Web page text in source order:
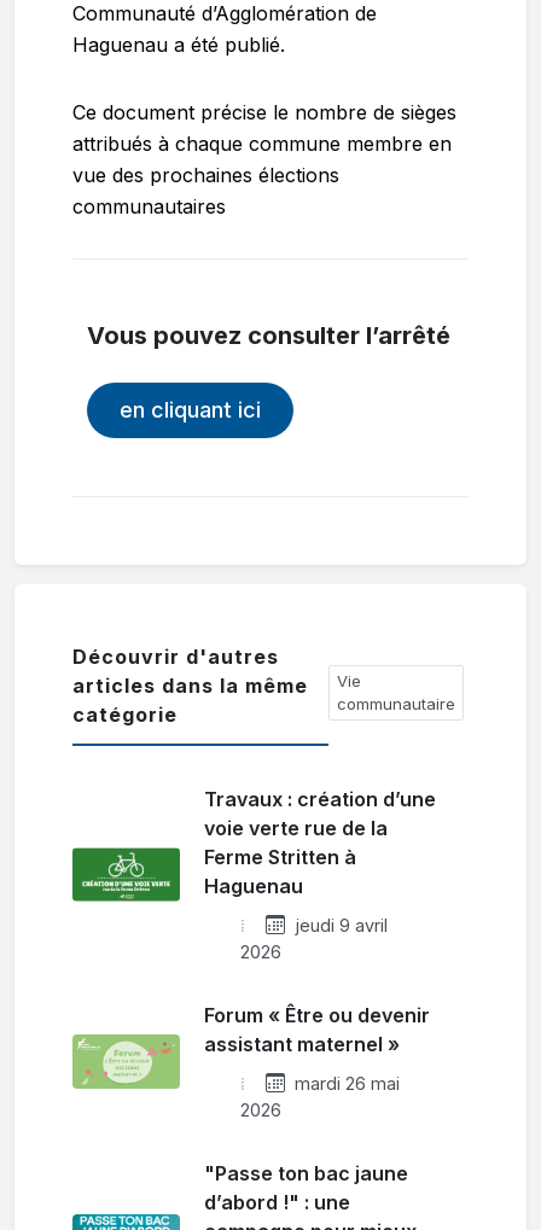
Communauté d’Agglomération de
Haguenau a été publié.
Ce document précise le nombre de sièges
attribués à chaque commune membre en
vue des prochaines élections
communautaires
Vous pouvez consulter l’arrêté
en cliquant ici
Découvrir d'autres
articles dans la même
catégorie
Vie
communautaire
Travaux : création d’une
voie verte rue de la
Ferme Stritten à
Haguenau
jeudi 9 avril
2026
Forum « Être ou devenir
assistant maternel »
mardi 26 mai
2026
"Passe ton bac jaune
d’abord !" : une